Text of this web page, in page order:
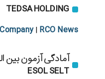
TEDSA HOLDING
| RCO News
آمادگی آزمون بین
ESOL SELT